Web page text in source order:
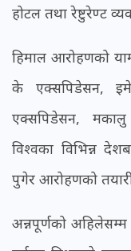
होटल तथा रेष्टुरेण्ट
हिमाल आरोहणको
के एक्सपिडेसन,
एक्सपिडेसन, मकालु
विश्वका विभिन्न
पुगेर आरोहणको
अन्नपूर्णको